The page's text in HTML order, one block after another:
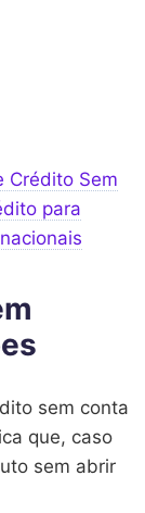
Crédito Sem
para
sem conta
que, caso
sem abrir